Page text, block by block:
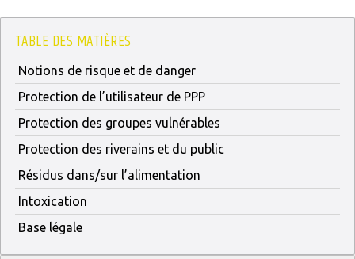
TABLE DES MATIÈRES
Notions de risque et de danger
Protection de l’utilisateur de PPP
Protection des groupes vulnérables
Protection des riverains et du public
Résidus dans/sur l’alimentation
Intoxication
Base légale